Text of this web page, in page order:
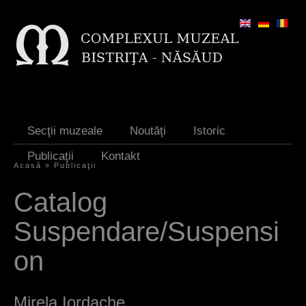
Secţii muzeale Noutăţi
Istoric
Publicaţii
Kontakt
i
e
s
i
n
Acasă » Publicaţii
Catalog
Suspendare/Suspensi
on
Mirela Iordache